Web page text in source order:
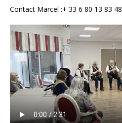
Contact Marcel :+ 33 6 80 13 83 48